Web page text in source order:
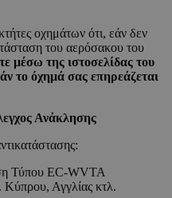
οχημάτων ότι, εάν δεν
του αερόσακου του
μέσω της ιστοσελίδας του
το όχημά σας επηρεάζεται
Ανάκλησης
Τύπου EC-WVTA
Αγγλίας κτλ.